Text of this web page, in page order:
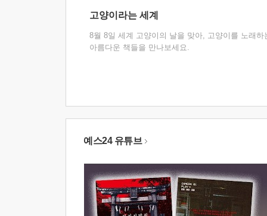
고양이라는 세계
8월 8일 세계 고양이의 날을 맞아, 고양이를 노래하
아름다운 책들을 만나보세요.
예스24 유튜브